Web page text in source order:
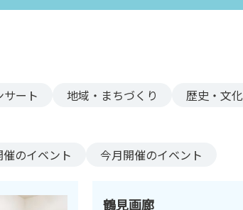
ート 地域・まちづくり 歴史・文化
催のイベント 今月開催のイベント
鶴見画廊